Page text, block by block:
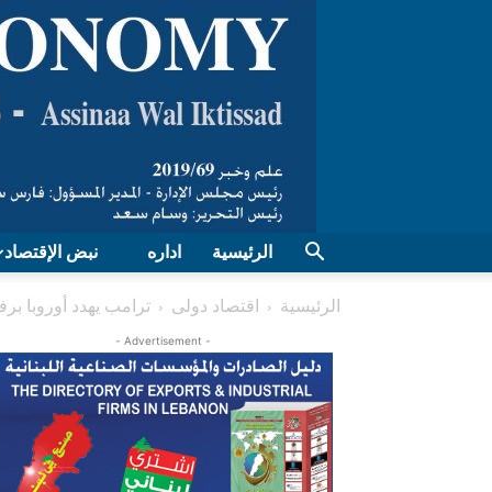
نبض الإقتصاد اداره الرئيسية
الرئيسية اقتصاد دولی
ترامب يهدد أوروبا
- Advertisement -